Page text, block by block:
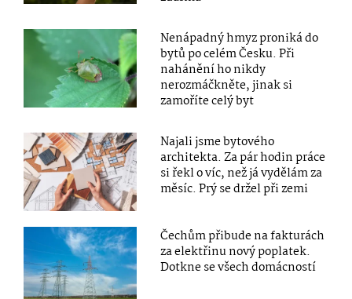
Nenápadný hmyz proniká do
bytů po celém Česku. Při
nahánění ho nikdy
nerozmáčkněte, jinak si
zamoříte celý byt
Najali jsme bytového
architekta. Za pár hodin práce
si řekl o víc, než já vydělám za
měsíc. Prý se držel při zemi
Čechům přibude na fakturách
za elektřinu nový poplatek.
Dotkne se všech domácností